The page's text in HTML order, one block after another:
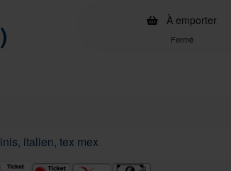
À emporter
Fermé
italien, tex mex